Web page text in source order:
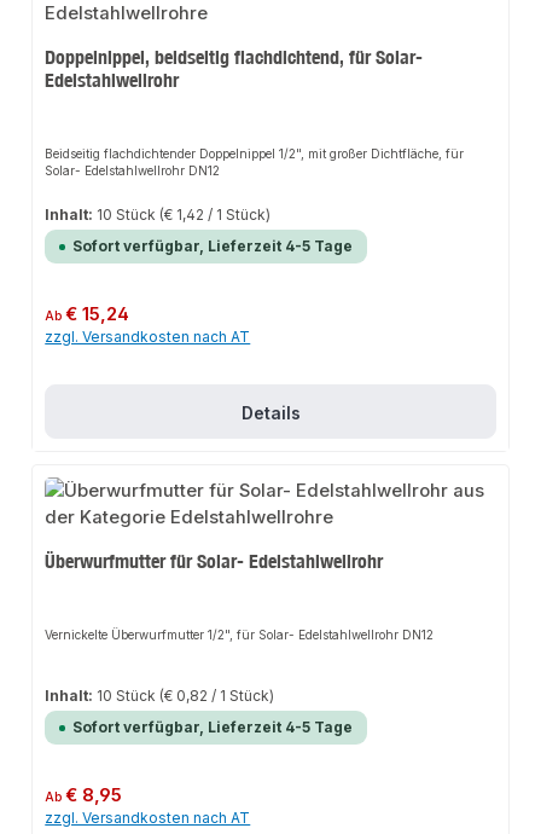
Doppelnippel, beidseitig flachdichtend, für Solar-
Edelstahlwellrohr
Beidseitig flachdichtender Doppelnippel 1/2", mit großer Dichtfläche, für
Solar- Edelstahlwellrohr DN12
Inhalt: 10 Stück (€ 1,42 / 1 Stück)
Sofort verfügbar, Lieferzeit 4-5 Tage
Regulärer Preis:
Ab€ 15,24
zzgl. Versandkosten nach AT
Details
Überwurfmutter für Solar- Edelstahlwellrohr
Vernickelte Überwurfmutter 1/2", für Solar- Edelstahlwellrohr DN12
Inhalt: 10 Stück (€ 0,82 / 1 Stück)
Sofort verfügbar, Lieferzeit 4-5 Tage
Regulärer Preis:
Ab€ 8,95
zzgl. Versandkosten nach AT